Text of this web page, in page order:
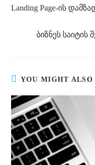
Landing Page-ის
ბიზნეს საიტის
YOU MIGHT